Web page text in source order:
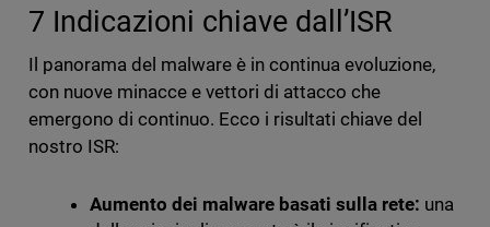
7 Indicazioni chiave dall’ISR
Il panorama del malware è in continua evoluzione,
con nuove minacce e vettori di attacco che
emergono di continuo. Ecco i risultati chiave del
nostro ISR:
Aumento dei malware basati sulla rete: una